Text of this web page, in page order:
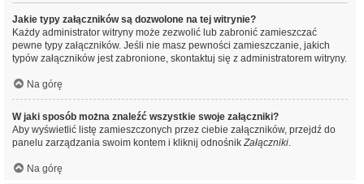
Jakie typy załączników są dozwolone na tej witrynie?
Każdy administrator witryny może zezwolić lub zabronić zamieszczać
pewne typy załączników. Jeśli nie masz pewności zamieszczanie, jakich
typów załączników jest zabronione, skontaktuj się z administratorem witryny.
Na górę
W jaki sposób można znaleźć wszystkie swoje załączniki?
Aby wyświetlić listę zamieszczonych przez ciebie załączników, przejdź do
panelu zarządzania swoim kontem i kliknij odnośnikZałączniki.
Na górę